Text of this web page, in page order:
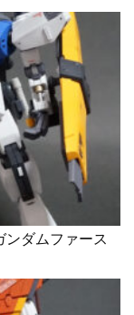
ンダムファース